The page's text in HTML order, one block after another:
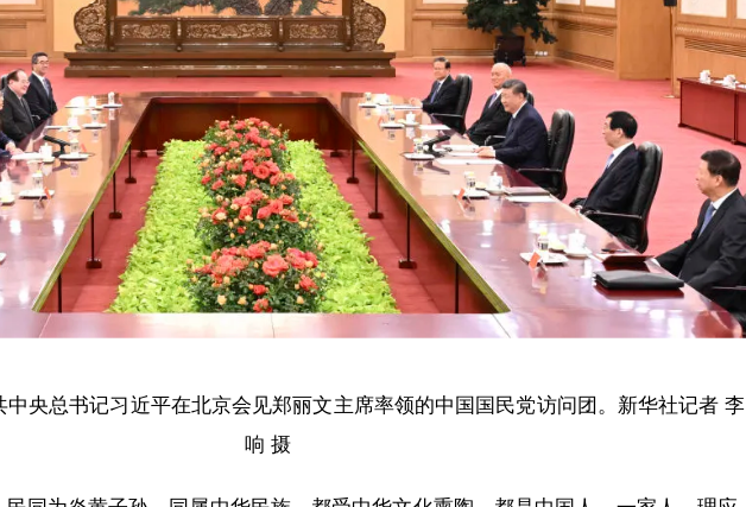
中央总书记习近平在北京会见郑丽文主席率领的中国国民党访问团。新华社记者 李
响 摄